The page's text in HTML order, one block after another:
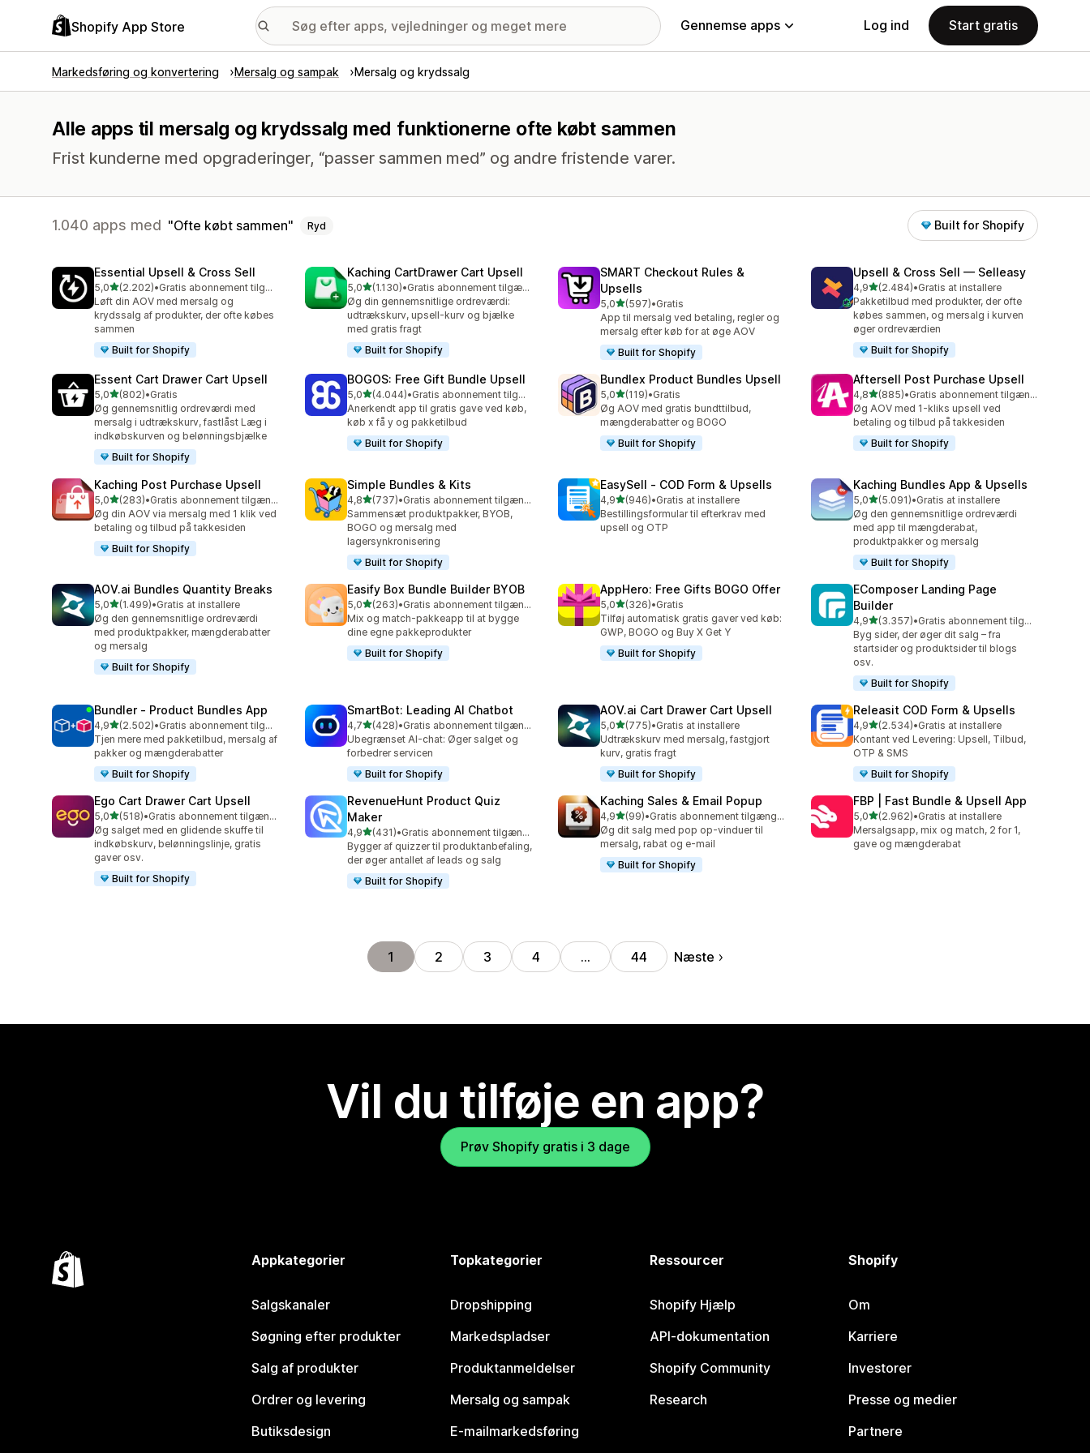
Shopify App Store Gennemse apps Log ind Start gratis
Markedsføring og konvertering Mersalg og sampak Mersalg og krydssalg
Alle apps til mersalg og krydssalg med funktionerne ofte købt sammen
Frist kunderne med opgraderinger, “passer sammen med” og andre fristende varer.
1.040 apps med Ofte købt sammen Ryd Built for Shopify
Essential Upsell & Cross Sell
5,0ud af 5 stjerner
(2.202)
2202 anmeldelser i alt
•
Gratis abonnement tilgængeligt
Løft din AOV med mersalg og
krydssalg af produkter, der ofte købes
sammen
Built for Shopify
Kaching CartDrawer Cart Upsell
5,0ud af 5 stjerner
(1.130)
1130 anmeldelser i alt
•
Gratis abonnement tilgængeligt
Øg din gennemsnitlige ordreværdi:
udtrækskurv, upsell-kurv og bjælke
med gratis fragt
Built for Shopify
SMART Checkout Rules &
Upsells
5,0ud af 5 stjerner
(597)
597 anmeldelser i alt
•Gratis
App til mersalg ved betaling, regler og
mersalg efter køb for at øge AOV
Built for Shopify
Upsell & Cross Sell — Selleasy
4,9ud af 5 stjerner
(2.484)
2484 anmeldelser i alt
•Gratis at installere
Pakketilbud med produkter, der ofte
købes sammen, og mersalg i kurven
øger ordreværdien
Built for Shopify
Essent Cart Drawer Cart Upsell
5,0ud af 5 stjerner
(802)
802 anmeldelser i alt
•Gratis
Øg gennemsnitlig ordreværdi med
mersalg i udtrækskurv, fastlåst Læg i
indkøbskurven og belønningsbjælke
Built for Shopify
BOGOS: Free Gift Bundle Upsell
5,0ud af 5 stjerner
(4.044)
4044 anmeldelser i alt
•
Gratis abonnement tilgængeligt
Anerkendt app til gratis gave ved køb,
køb x få y og pakketilbud
Built for Shopify
Bundlex Product Bundles Upsell
5,0ud af 5 stjerner
(119)
119 anmeldelser i alt
•Gratis
Øg AOV med gratis bundttilbud,
mængderabatter og BOGO
Built for Shopify
Aftersell Post Purchase Upsell
4,8ud af 5 stjerner
(885)
885 anmeldelser i alt
•
Gratis abonnement tilgængeligt
Øg AOV med 1-kliks upsell ved
betaling og tilbud på takkesiden
Built for Shopify
Kaching Post Purchase Upsell
5,0ud af 5 stjerner
(283)
283 anmeldelser i alt
•
Gratis abonnement tilgængeligt
Øg din AOV via mersalg med 1 klik ved
betaling og tilbud på takkesiden
Built for Shopify
Simple Bundles & Kits
4,8ud af 5 stjerner
(737)
737 anmeldelser i alt
•
Gratis abonnement tilgængeligt
Sammensæt produktpakker, BYOB,
BOGO og mersalg med
lagersynkronisering
Built for Shopify
EasySell ‑ COD Form & Upsells
4,9ud af 5 stjerner
(946)
946 anmeldelser i alt
•Gratis at installere
Bestillingsformular til efterkrav med
upsell og OTP
Kaching Bundles App & Upsells
5,0ud af 5 stjerner
(5.091)
5091 anmeldelser i alt
•Gratis at installere
Øg den gennemsnitlige ordreværdi
med app til mængderabat,
produktpakker og mersalg
Built for Shopify
AOV.ai Bundles Quantity Breaks
5,0ud af 5 stjerner
(1.499)
1499 anmeldelser i alt
•Gratis at installere
Øg den gennemsnitlige ordreværdi
med produktpakker, mængderabatter
og mersalg
Built for Shopify
Easify Box Bundle Builder BYOB
5,0ud af 5 stjerner
(263)
263 anmeldelser i alt
•
Gratis abonnement tilgængeligt
Mix og match-pakkeapp til at bygge
dine egne pakkeprodukter
Built for Shopify
AppHero: Free Gifts BOGO Offer
5,0ud af 5 stjerner
(326)
326 anmeldelser i alt
•Gratis
Tilføj automatisk gratis gaver ved køb:
GWP, BOGO og Buy X Get Y
Built for Shopify
EComposer Landing Page
Builder
4,9ud af 5 stjerner
(3.357)
3357 anmeldelser i alt
•
Gratis abonnement tilgængeligt
Byg sider, der øger dit salg – fra
startsider og produktsider til blogs
osv.
Built for Shopify
Bundler ‑ Product Bundles App
4,9ud af 5 stjerner
(2.502)
2502 anmeldelser i alt
•
Gratis abonnement tilgængeligt
Tjen mere med pakketilbud, mersalg af
pakker og mængderabatter
Built for Shopify
SmartBot: Leading AI Chatbot
4,7ud af 5 stjerner
(428)
428 anmeldelser i alt
•
Gratis abonnement tilgængeligt
Ubegrænset AI-chat: Øger salget og
forbedrer servicen
Built for Shopify
AOV.ai Cart Drawer Cart Upsell
5,0ud af 5 stjerner
(775)
775 anmeldelser i alt
•Gratis at installere
Udtrækskurv med mersalg, fastgjort
kurv, gratis fragt
Built for Shopify
Releasit COD Form & Upsells
4,9ud af 5 stjerner
(2.534)
2534 anmeldelser i alt
•Gratis at installere
Kontant ved Levering: Upsell, Tilbud,
OTP & SMS
Built for Shopify
Ego Cart Drawer Cart Upsell
5,0ud af 5 stjerner
(518)
518 anmeldelser i alt
•
Gratis abonnement tilgængeligt
Øg salget med en glidende skuffe til
indkøbskurv, belønningslinje, gratis
gaver osv.
Built for Shopify
RevenueHunt Product Quiz
Maker
4,9ud af 5 stjerner
(431)
431 anmeldelser i alt
•
Gratis abonnement tilgængeligt
Bygger af quizzer til produktanbefaling,
der øger antallet af leads og salg
Built for Shopify
Kaching Sales & Email Popup
4,9ud af 5 stjerner
(99)
99 anmeldelser i alt
•
Gratis abonnement tilgængeligt
Øg dit salg med pop op-vinduer til
mersalg, rabat og e-mail
Built for Shopify
FBP | Fast Bundle & Upsell App
5,0ud af 5 stjerner
(2.962)
2962 anmeldelser i alt
•Gratis at installere
Mersalgsapp, mix og match, 2 for 1,
gave og mængderabat
1 2 3 4 … 44 Næste
Vil du tilføje en app?
Prøv Shopify gratis i 3 dage
Appkategorier
Salgskanaler
Søgning efter produkter
Salg af produkter
Ordrer og levering
Butiksdesign
Topkategorier
Dropshipping
Markedspladser
Produktanmeldelser
Mersalg og sampak
E-mailmarkedsføring
Ressourcer
Shopify Hjælp
API-dokumentation
Shopify Community
Research
Shopify
Om
Karriere
Investorer
Presse og medier
Partnere